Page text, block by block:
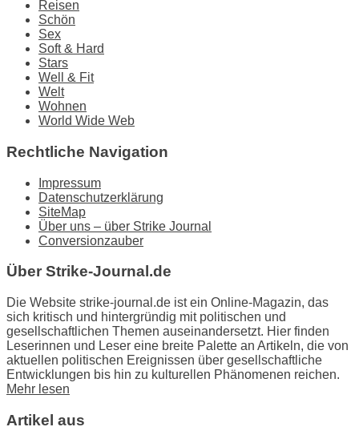
Reisen
Schön
Sex
Soft & Hard
Stars
Well & Fit
Welt
Wohnen
World Wide Web
Rechtliche Navigation
Impressum
Datenschutzerklärung
SiteMap
Über uns – über Strike Journal
Conversionzauber
Über Strike-Journal.de
Die Website strike-journal.de ist ein Online-Magazin, das
sich kritisch und hintergründig mit politischen und
gesellschaftlichen Themen auseinandersetzt. Hier finden
Leserinnen und Leser eine breite Palette an Artikeln, die von
aktuellen politischen Ereignissen über gesellschaftliche
Entwicklungen bis hin zu kulturellen Phänomenen reichen.
Mehr lesen
Artikel aus